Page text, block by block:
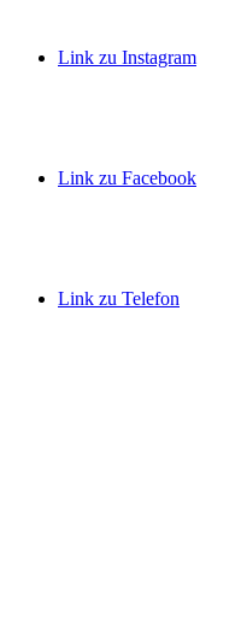
Link zu Instagram
Link zu Facebook
Link zu Telefon